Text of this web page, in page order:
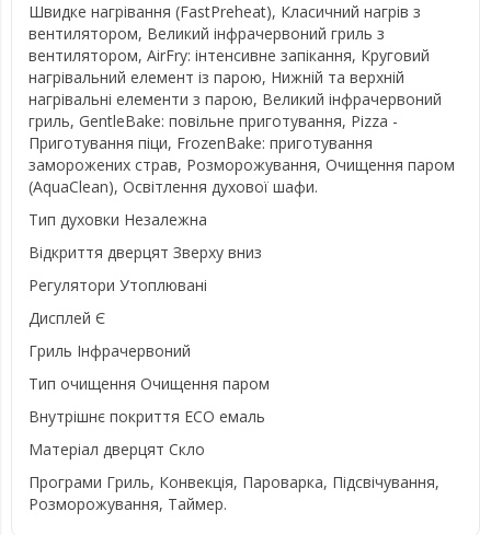
Швидке нагрівання (FastPreheat), Класичний нагрів з
вентилятором, Великий інфрачервоний гриль з
вентилятором, AirFry: інтенсивне запікання, Круговий
нагрівальний елемент із парою, Нижній та верхній
нагрівальні елементи з парою, Великий інфрачервоний
гриль, GentleBake: повільне приготування, Pizza -
Приготування піци, FrozenBake: приготування
заморожених страв, Розморожування, Очищення паром
(AquaClean), Освітлення духової шафи.
Тип духовки Незалежна
Відкриття дверцят Зверху вниз
Регулятори Утоплювані
Дисплей Є
Гриль Інфрачервоний
Тип очищення Очищення паром
Внутрішнє покриття ECO емаль
Матеріал дверцят Скло
Програми Гриль, Конвекція, Пароварка, Підсвічування,
Розморожування, Таймер.